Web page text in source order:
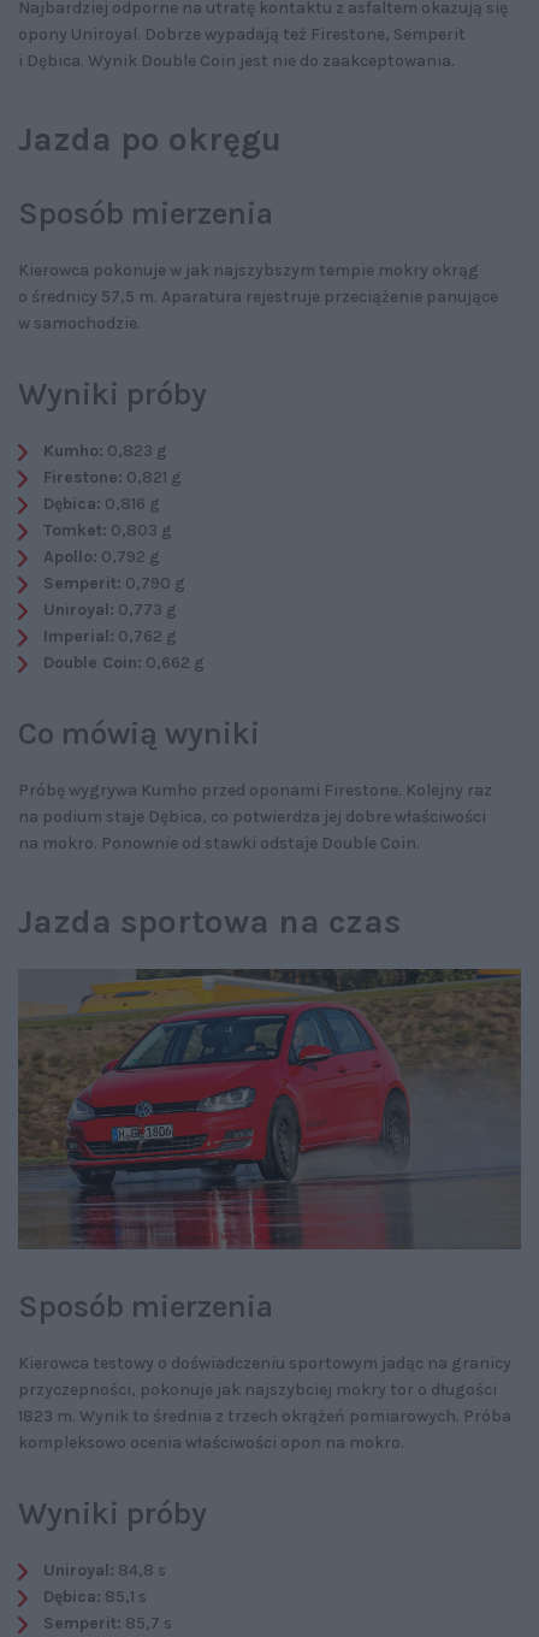
Najbardziej odporne na utratę kontaktu z asfaltem okazują się
opony Uniroyal. Dobrze wypadają też Firestone, Semperit
i Dębica. Wynik Double Coin jest nie do zaakceptowania.
Jazda po okręgu
Sposób mierzenia
Kierowca pokonuje w jak najszybszym tempie mokry okrąg
o średnicy 57,5 m. Aparatura rejestruje przeciążenie panujące
w samochodzie.
Wyniki próby
Kumho: 0,823 g
Firestone: 0,821 g
Dębica: 0,816 g
Tomket: 0,803 g
Apollo: 0,792 g
Semperit: 0,790 g
Uniroyal: 0,773 g
Imperial: 0,762 g
Double Coin: 0,662 g
Co mówią wyniki
Próbę wygrywa Kumho przed oponami Firestone. Kolejny raz
na podium staje Dębica, co potwierdza jej dobre właściwości
na mokro. Ponownie od stawki odstaje Double Coin.
Jazda sportowa na czas
Sposób mierzenia
Kierowca testowy o doświadczeniu sportowym jadąc na granicy
przyczepności, pokonuje jak najszybciej mokry tor o długości
1823 m. Wynik to średnia z trzech okrążeń pomiarowych. Próba
kompleksowo ocenia właściwości opon na mokro.
Wyniki próby
Uniroyal: 84,8 s
Dębica: 85,1 s
Semperit: 85,7 s